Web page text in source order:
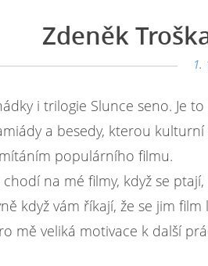
Zdeněk
1.
i trilogie Slunce seno. Je
a besedy, kterou kulturní
populárního filmu.
chodí na mé filmy, když se
když vám říkají, že se jim film
mě veliká motivace k další